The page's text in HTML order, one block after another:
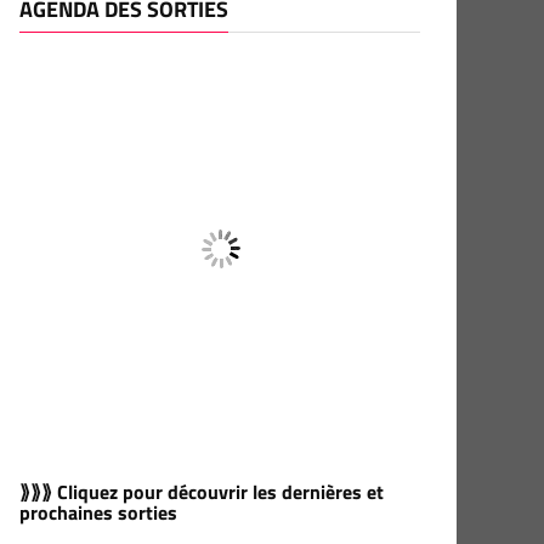
AGENDA DES SORTIES
⟫⟫⟫ Cliquez pour découvrir les dernières et
prochaines sorties